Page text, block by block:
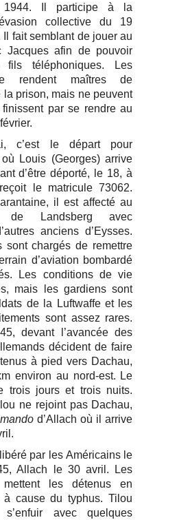
1944. Il participe à la
collective du 19
Il fait semblant de jouer au
Jacques afin de pouvoir
fils téléphoniques. Les
rendent maîtres de
la prison, mais ne peuvent
par se rendre au
c’est le départ pour
Louis (Georges) arrive
d’être déporté, le 18, à
le matricule 73062.
il est affecté au
Landsberg avec
anciens d’Eysses.
sont chargés de remettre
d’aviation bombardé
Les conditions de vie
mais les gardiens sont
de la Luftwaffe et les
sont assez rares.
devant l’avancée des
décident de faire
à pied vers Dachau,
environ au nord-est. Le
trois jours et trois nuits.
ne rejoint pas Dachau,
d’Allach où il arrive
par les Américains le
Allach le 30 avril. Les
mettent les détenus en
à cause du typhus. Tilou
avec quelques